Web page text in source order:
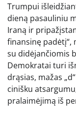
Trumpui
dieną pasauliniu
Iraną ir
finansinę padėtį“,
su didėjančiomis
Demokratai turi
drąsias, mažas
cinišku
pralaimėjimą iš